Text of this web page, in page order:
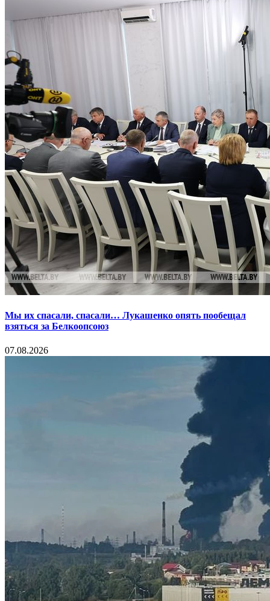
Мы их спасали, спасали… Лукашенко опять пообещал
взяться за Белкоопсоюз
07.08.2026